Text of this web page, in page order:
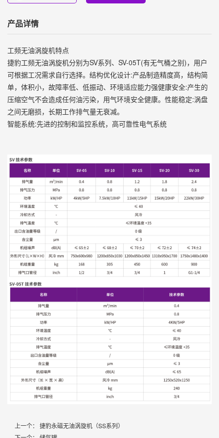
产品详情
工频无油涡旋机特点
捷豹工频无油涡旋机分别为SV系列、SV-05T(有无气桶之别)，用户
可根据工况需求自行选择。结构优化设计:产品制造精度高，结构简
单，体积小，故障率低、低振动、环境适应能力强健康安全:产生的
压缩空气不会造成任何油污染，用气环境安全健康。性能稳定:涡盘
之间无磨损，长期工作排气量无衰减。
智能系统:先进的控制和监控系统，高可靠性电气系统
上一个： 捷豹永磁无油涡旋机（SS系列）